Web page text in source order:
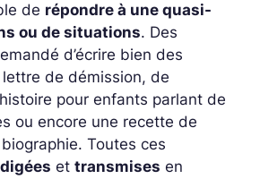
de répondre à une quasi-
ou de situations. Des
d’écrire bien des
de démission, de
pour enfants parlant de
ou encore une recette de
Toutes ces
et transmises en